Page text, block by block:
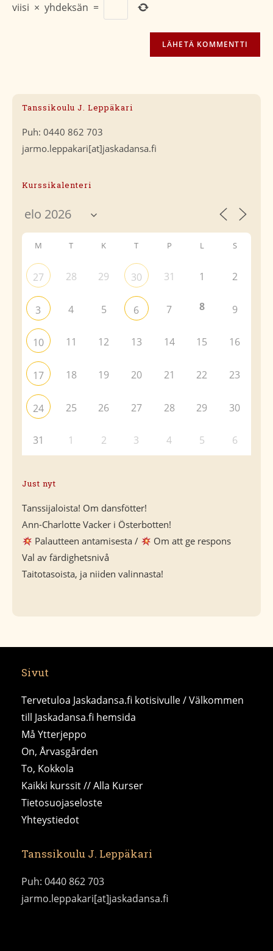
viisi × yhdeksän =
Tanssikoulu J. Leppäkari
Puh: 0440 862 703
jarmo.leppakari[at]jaskadansa.fi
Kurssikalenteri
M T K T P L S
27 28 29 30 31 1 2
3 4 5 6 7 8 9
10 11 12 13 14 15 16
17 18 19 20 21 22 23
24 25 26 27 28 29 30
31 1 2 3 4 5 6
Just nyt
Tanssijaloista! Om dansfötter!
Ann-Charlotte Vacker i Österbotten!
Palautteen antamisesta /
Om att ge respons
Val av färdighetsnivå
Taitotasoista, ja niiden valinnasta!
Sivut
Tervetuloa Jaskadansa.fi kotisivulle / Välkommen
till Jaskadansa.fi hemsida
Må Ytterjeppo
On, Årvasgården
To, Kokkola
Kaikki kurssit // Alla Kurser
Tietosuojaseloste
Yhteystiedot
Tanssikoulu J. Leppäkari
Puh: 0440 862 703
jarmo.leppakari[at]jaskadansa.fi